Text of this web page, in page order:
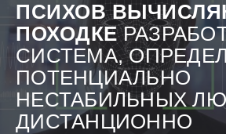
ПСИХОВ
ПОХОДКЕ
СИСТЕМА,
ПОТЕНЦИАЛЬНО
НЕСТАБИЛЬНЫХ
ДИСТАНЦИОННО